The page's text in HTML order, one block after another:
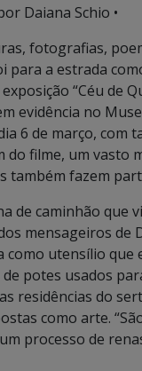
Daiana Schio •
fotografias,
para a estrada
“Céu de
evidência no
6 de março, com
do filme, um
também fazem
de caminhão que
mensageiros de
como utensílio
potes usados
residências do
como arte.
processo de